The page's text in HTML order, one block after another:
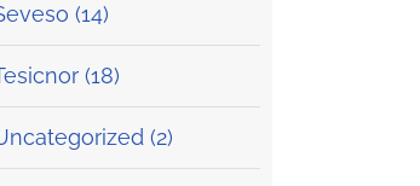
(14)
(18)
(2)